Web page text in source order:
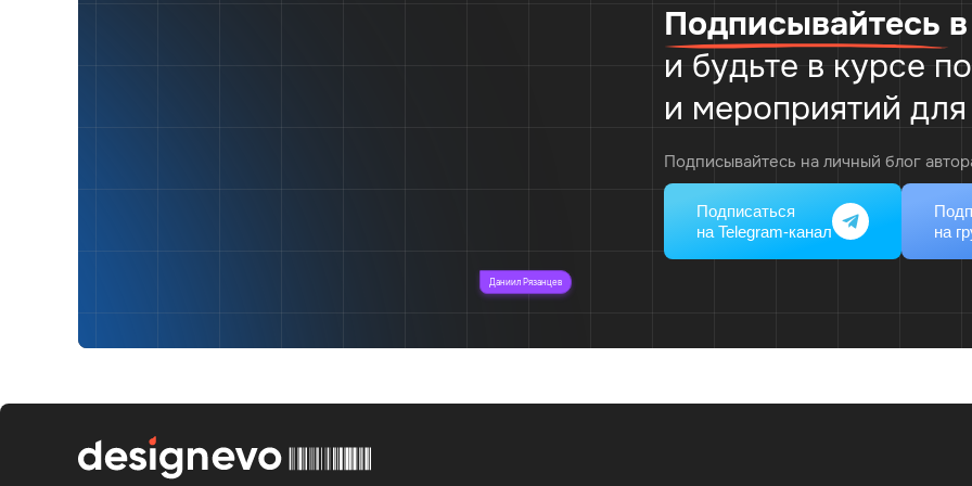
Подписывайтесь
и будьте в курсе
и мероприятий
Подписывайтесь на личный блог
Подписаться
на Telegram-канал
на
Даниил Рязанцев